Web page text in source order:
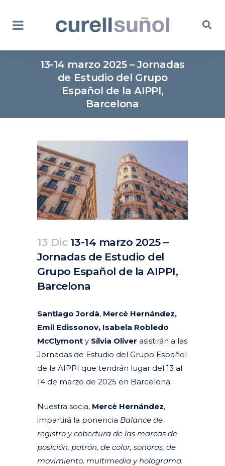
13-14 marzo 2025 – Jornadas
de Estudio del Grupo
Español de la AIPPI,
Barcelona
13 Dic13-14 marzo 2025 –
Jornadas de Estudio del
Grupo Español de la AIPPI,
Barcelona
Santiago Jordà, Mercè Hernández,
Emil Edissonov, Isabela Robledo
McClymont y Sílvia Oliver asistirán a las
Jornadas de Estudio del Grupo Español
de la AIPPI que tendrán lugar del 13 al
14 de marzo de 2025 en Barcelona.
Nuestra socia, Mercè Hernández,
impartirá la ponencia Balance de
registro y cobertura de las marcas de
posición, patrón, de color, sonoras, de
movimiento, multimedia y holograma.